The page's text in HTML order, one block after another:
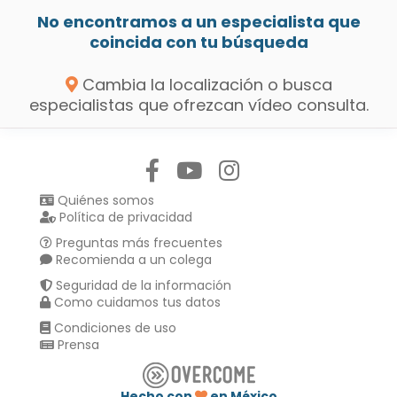
No encontramos a un especialista que
coincida con tu búsqueda
Cambia la localización o busca
especialistas que ofrezcan vídeo consulta.
Quiénes somos
Política de privacidad
Preguntas más frecuentes
Recomienda a un colega
Seguridad de la información
Como cuidamos tus datos
Condiciones de uso
Prensa